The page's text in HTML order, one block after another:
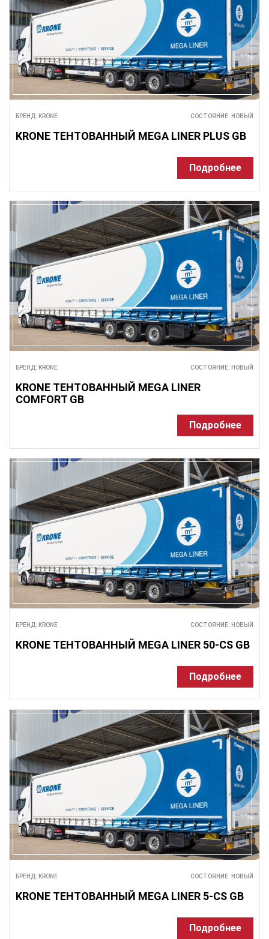
БРЕНД: KRONE СОСТОЯНИЕ: НОВЫЙ
KRONE ТЕНТОВАННЫЙ MEGA LINER PLUS GB
Подробнее
БРЕНД: KRONE СОСТОЯНИЕ: НОВЫЙ
KRONE ТЕНТОВАННЫЙ MEGA LINER
COMFORT GB
Подробнее
БРЕНД: KRONE СОСТОЯНИЕ: НОВЫЙ
KRONE ТЕНТОВАННЫЙ MEGA LINER 50-CS GB
Подробнее
БРЕНД: KRONE СОСТОЯНИЕ: НОВЫЙ
KRONE ТЕНТОВАННЫЙ MEGA LINER 5-CS GB
Подробнее